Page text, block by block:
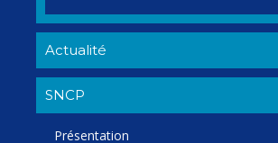
Actualité
SNCP
Présentation